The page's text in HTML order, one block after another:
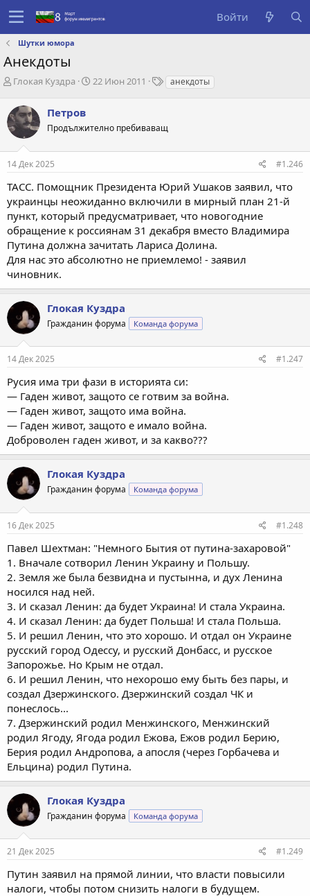
Войти
Шутки юмора
Анекдоты
А
т
о
р
е
м
Глокая Куздра
Д
с
з
н
и
я
22 Июн 2011
Танекдоты
Петров
Продължително пребиваващ
14 Дек 2025 #1.246
ТАСС. Помощник Президента Юрий Ушаков заявил, что
украинцы неожиданно включили в мирный план 21-й
пункт, который предусматривает, что новогодние
обращение к россиянам 31 декабря вместо Владимира
Путина должна зачитать Лариса Долина.
Для нас это абсолютно не приемлемо! - заявил
чиновник.
Глокая Куздра
Гражданин форума Команда форума
14 Дек 2025 #1.247
Русия има три фази в историята си:
— Гаден живот, защото се готвим за война.
— Гаден живот, защото има война.
— Гаден живот, защото е имало война.
Доброволен гаден живот, и за какво???
Глокая Куздра
Гражданин форума Команда форума
16 Дек 2025 #1.248
Павел Шехтман: "Немного Бытия от путина-захаровой"
1. Вначале сотворил Ленин Украину и Польшу.
2. Земля же была безвидна и пустынна, и дух Ленина
носился над ней.
3. И сказал Ленин: да будет Украина! И стала Украина.
4. И сказал Ленин: да будет Польша! И стала Польша.
5. И решил Ленин, что это хорошо. И отдал он Украине
русский город Одессу, и русский Донбасс, и русское
Запорожье. Но Крым не отдал.
6. И решил Ленин, что нехорошо ему быть без пары, и
создал Дзержинского. Дзержинский создал ЧК и
понеслось...
7. Дзержинский родил Менжинского, Менжинский
родил Ягоду, Ягода родил Ежова, Ежов родил Берию,
Берия родил Андропова, а апосля (через Горбачева и
Ельцина) родил Путина.
Глокая Куздра
Гражданин форума Команда форума
21 Дек 2025 #1.249
Путин заявил на прямой линии, что власти повысили
налоги, чтобы потом снизить налоги в будущем.